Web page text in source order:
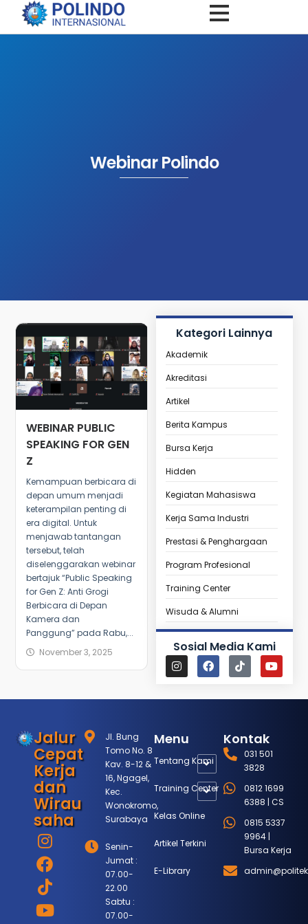
Webinar Polindo
WEBINAR PUBLIC
SPEAKING FOR GEN
Z
Kemampuan berbicara di
depan umum menjadi
keterampilan penting di
era digital. Untuk
menjawab tantangan
tersebut, telah
diselenggarakan webinar
bertajuk “Public Speaking
for Gen Z: Anti Grogi
Berbicara di Depan
Kamera dan
Panggung” pada Rabu,...
November 3, 2025
Kategori Lainnya
Akademik
Akreditasi
Artikel
Berita Kampus
Bursa Kerja
Hidden
Kegiatan Mahasiswa
Kerja Sama Industri
Prestasi & Penghargaan
Program Profesional
Training Center
Wisuda & Alumni
Sosial Media Kami
Jalur
Cepat
Kerja
dan
Wirau
saha
Jl. Bung
Tomo No. 8
Kav. 8-12 &
16, Ngagel,
Kec.
Wonokromo,
Surabaya
Senin-
Jumat :
07.00-
22.00
Sabtu :
07.00-
Menu
Tentang Kami
Training Center
Kelas Online
Artikel Terkini
E-Library
Kontak
031 501
3828
0812 1699
6388 | CS
0815 5337
9964 |
Bursa Kerja